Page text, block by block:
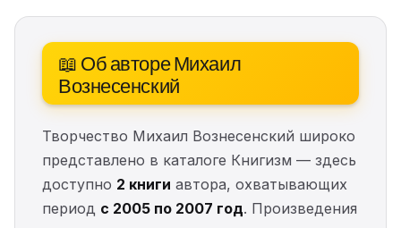
📖 Об авторе Михаил
Вознесенский
Творчество Михаил Вознесенский широко
представлено в каталоге Книгизм — здесь
доступно 2 книги автора, охватывающих
период с 2005 по 2007 год. Произведения